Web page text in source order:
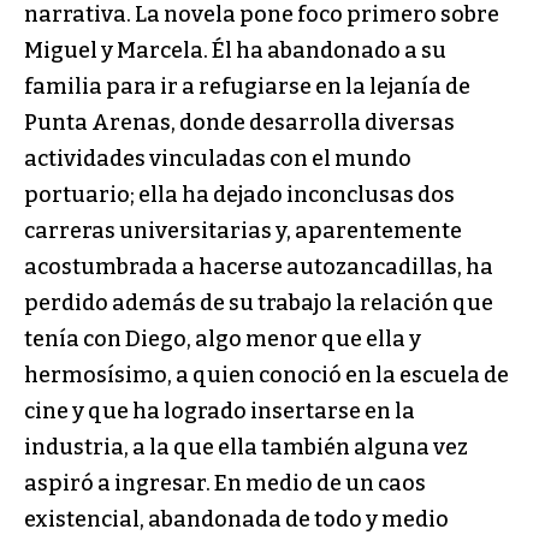
narrativa. La novela pone foco primero sobre
Miguel y Marcela. Él ha abandonado a su
familia para ir a refugiarse en la lejanía de
Punta Arenas, donde desarrolla diversas
actividades vinculadas con el mundo
portuario; ella ha dejado inconclusas dos
carreras universitarias y, aparentemente
acostumbrada a hacerse autozancadillas, ha
perdido además de su trabajo la relación que
tenía con Diego, algo menor que ella y
hermosísimo, a quien conoció en la escuela de
cine y que ha logrado insertarse en la
industria, a la que ella también alguna vez
aspiró a ingresar. En medio de un caos
existencial, abandonada de todo y medio